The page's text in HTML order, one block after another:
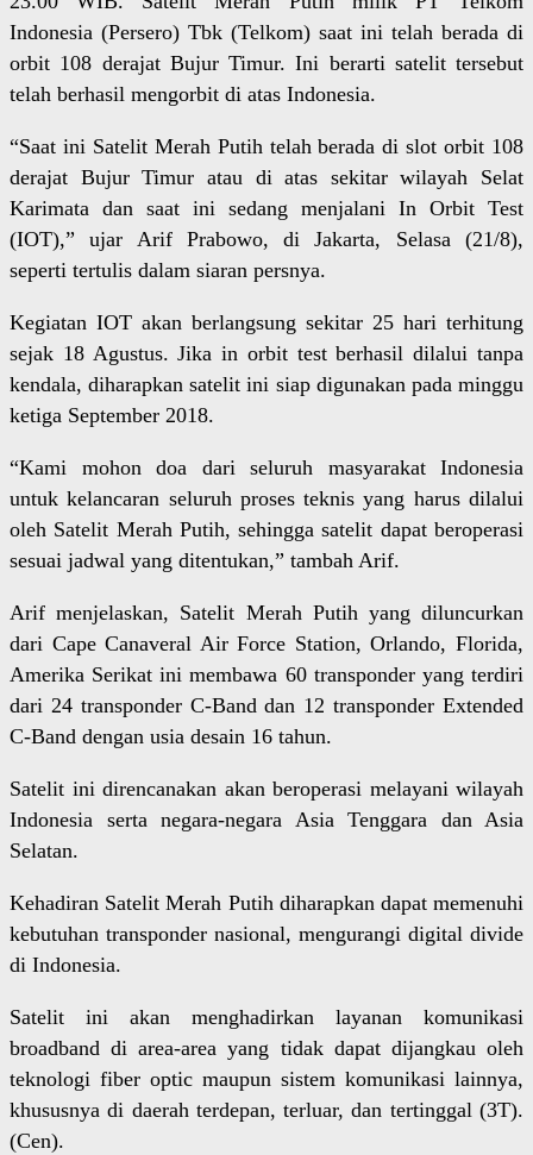
Indonesia (Persero) Tbk (Telkom) saat ini telah berada di
orbit 108 derajat Bujur Timur. Ini berarti satelit tersebut
telah berhasil mengorbit di atas Indonesia.
“Saat ini Satelit Merah Putih telah berada di slot orbit 108
derajat Bujur Timur atau di atas sekitar wilayah Selat
Karimata dan saat ini sedang menjalani In Orbit Test
(IOT),” ujar Arif Prabowo, di Jakarta, Selasa (21/8),
seperti tertulis dalam siaran persnya.
Kegiatan IOT akan berlangsung sekitar 25 hari terhitung
sejak 18 Agustus. Jika in orbit test berhasil dilalui tanpa
kendala, diharapkan satelit ini siap digunakan pada minggu
ketiga September 2018.
“Kami mohon doa dari seluruh masyarakat Indonesia
untuk kelancaran seluruh proses teknis yang harus dilalui
oleh Satelit Merah Putih, sehingga satelit dapat beroperasi
sesuai jadwal yang ditentukan,” tambah Arif.
Arif menjelaskan, Satelit Merah Putih yang diluncurkan
dari Cape Canaveral Air Force Station, Orlando, Florida,
Amerika Serikat ini membawa 60 transponder yang terdiri
dari 24 transponder C-Band dan 12 transponder Extended
C-Band dengan usia desain 16 tahun.
Satelit ini direncanakan akan beroperasi melayani wilayah
Indonesia serta negara-negara Asia Tenggara dan Asia
Selatan.
Kehadiran Satelit Merah Putih diharapkan dapat memenuhi
kebutuhan transponder nasional, mengurangi digital divide
di Indonesia.
Satelit ini akan menghadirkan layanan komunikasi
broadband di area-area yang tidak dapat dijangkau oleh
teknologi fiber optic maupun sistem komunikasi lainnya,
khususnya di daerah terdepan, terluar, dan tertinggal (3T).
(Cen).